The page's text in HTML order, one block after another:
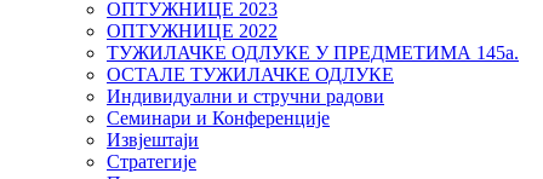
ОПТУЖНИЦЕ 2023
ОПТУЖНИЦЕ 2022
ТУЖИЛАЧКЕ ОДЛУКЕ У ПРЕДМЕТИМА 145а.
ОСТАЛЕ ТУЖИЛАЧКЕ ОДЛУКЕ
Индивидуални и стручни радови
Семинари и Конференције
Извјештаји
Стратегије